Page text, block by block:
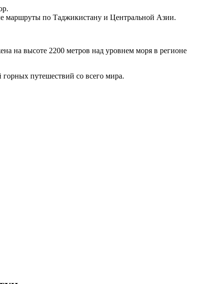
маршруты по Таджикистану и Центральной Азии.
на высоте 2200 метров над уровнем моря в регионе
путешествий со всего мира.